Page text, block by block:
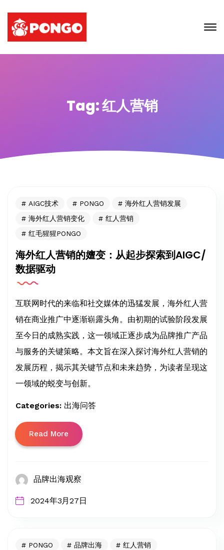
Tag: 红人营销
AIGC技术 PONGO
海外红人营销发展
海外红人营销变化
红人营销
红毛猩猩PONGO
海外红人营销的嬗变：从起步探索到AIGC/
数据驱动
互联网时代的来临和社交媒体的迅猛发展，海外红人营
销在商业推广中逐渐崭露头角。由初期的试验阶段发展
至今日的成熟实践，这一领域正逐步成为品牌推广产品
与服务的关键策略。本文旨在深入探讨海外红人营销的
发展历程，揭示其关键节点和未来趋势，为读者呈现这
一领域的蜕变与创新。
Categories: 出海问答
Read More
品牌出海观察
2024年3月27日
PONGO 品牌出海
红人营销